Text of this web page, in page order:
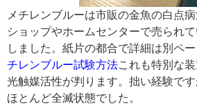
メチレンブルーは市販の金魚の白点
ショップやホームセンターで売られ
しました。紙片の都合で詳細は別ペー
チレンブルー試験方法これも特別な
光触媒活性が判ります。拙い経験で
ほとんど全滅状態でした。